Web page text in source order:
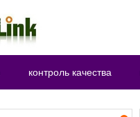
контроль качества